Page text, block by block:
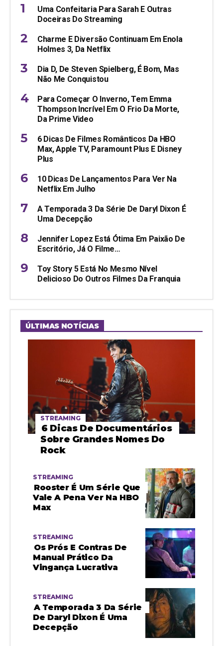
Uma Confeitaria Para Sarah E Outras
Doceiras Do Streaming
Charme E Diversão Continuam Em Enola
Holmes 3, Da Netflix
Dia D, De Steven Spielberg, É Bom, Mas
Não Me Conquistou
Para Começar O Inverno, Tem Emma
Thompson Incrível Em O Frio Da Morte,
Da Prime Video
6 Dicas De Filmes Românticos Da HBO
Max, Apple TV, Paramount Plus E Disney
Plus
10 Dicas De Lançamentos Para Ver Na
Netflix Em Julho
A Temporada 3 Da Série De Daryl Dixon É
Uma Decepção
Jennifer Lopez Está Ótima Em Paixão De
Escritório, Já O Filme…
Toy Story 5 Está No Mesmo Nível
Delicioso Do Outros Filmes Da Franquia
ÚLTIMAS NOTÍCIAS
STREAMING
6 Dicas De Documentários
Sobre Grandes Nomes Do
Rock
STREAMING
Rooster É Um Série Que
Vale A Pena Ver Na HBO
Max
STREAMING
Os Prós E Contras De
Manual Prático Da
Vingança Lucrativa
STREAMING
A Temporada 3 Da Série
De Daryl Dixon É Uma
Decepção